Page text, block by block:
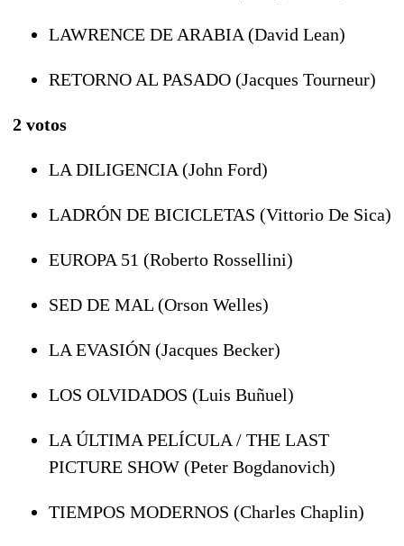
LAWRENCE DE ARABIA (David Lean)
RETORNO AL PASADO (Jacques Tourneur)
2 votos
LA DILIGENCIA (John Ford)
LADRÓN DE BICICLETAS (Vittorio De Sica)
EUROPA 51 (Roberto Rossellini)
SED DE MAL (Orson Welles)
LA EVASIÓN (Jacques Becker)
LOS OLVIDADOS (Luis Buñuel)
LA ÚLTIMA PELÍCULA / THE LAST
PICTURE SHOW (Peter Bogdanovich)
TIEMPOS MODERNOS (Charles Chaplin)